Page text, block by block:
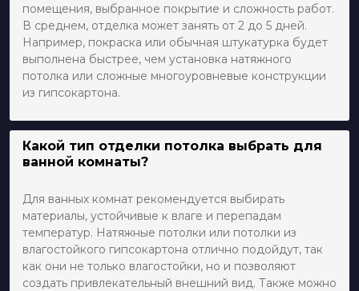
помещения, выбранное покрытие и сложность работ.
В среднем, отделка может занять от 2 до 5 дней.
Например, покраска или обычная штукатурка будет
выполнена быстрее, чем установка натяжного
потолка или сложные многоуровневые конструкции
из гипсокартона.
Какой тип отделки потолка выбрать для
ванной комнаты?
Для ванных комнат рекомендуется выбирать
материалы, устойчивые к влаге и перепадам
температур. Натяжные потолки или потолки из
влагостойкого гипсокартона отлично подойдут, так
как они не только влагостойки, но и позволяют
создать привлекательный внешний вид. Также можно